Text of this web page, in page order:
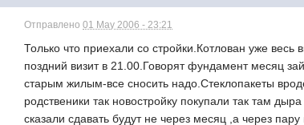
Отправлено01 May 2006 - 23:21
Только что приехали со стройки.Котлован уже
поздний визит в 21.00.Говорят фундамент месяц
старым жилым-все сносить надо.Стеклопакеты
родственики так новостройку покупали так там
сказали сдавать будут не через месяц ,а через пару